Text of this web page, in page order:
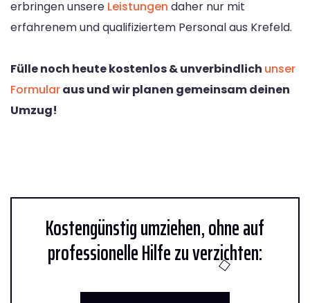
erbringen unsere Leistungen daher nur mit
erfahrenem und qualifiziertem Personal aus Krefeld.
Fülle noch heute kostenlos & unverbindlich unser
Formularaus und wir planen gemeinsam deinen
Umzug!
Kostengünstig umziehen, ohne auf
professionelle Hilfe zu verzichten: